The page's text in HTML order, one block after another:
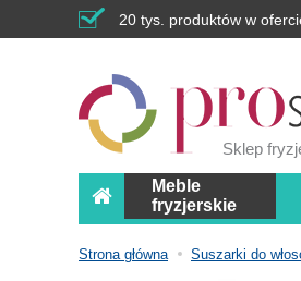
20 tys. produktów w
Sklep
Meble
fryzjerskie
Strona główna Suszarki do